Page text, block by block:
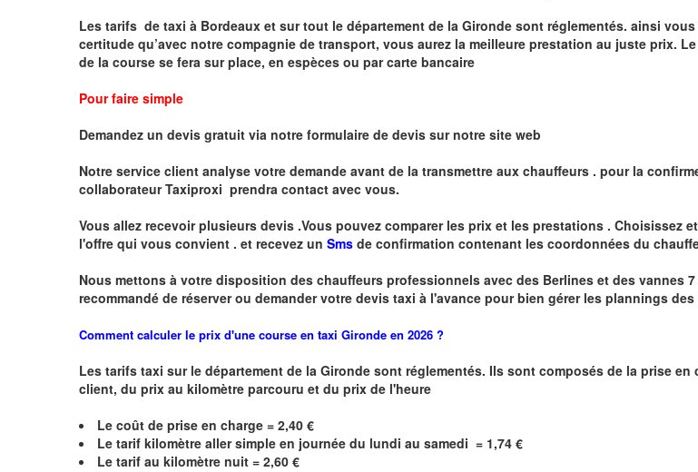
Les tarifs de taxi à Bordeaux et sur tout le département de la Gironde sont réglementés. ainsi vous
certitude qu’avec notre compagnie de transport, vous aurez la meilleure prestation au juste prix.
de la course se fera sur place, en espèces ou par carte bancaire
Pour faire simple
Demandez un devis gratuit via notre formulaire de devis sur notre site web
Notre service client analyse votre demande avant de la transmettre aux chauffeurs . pour la
collaborateur Taxiproxi prendra contact avec vous.
Vous allez recevoir plusieurs devis .Vous pouvez comparer les prix et les prestations . Choisissez
l'offre qui vous convient . et recevez un Sms de confirmation contenant les coordonnées du
Nous mettons à votre disposition des chauffeurs professionnels avec des Berlines et des vannes 7
recommandé de réserverou demandervotre devis taxi à l'avance pour bien gérer les plannings
Comment calculer le prix d'une course en taxi Gironde en 2026 ?
Les tarifs taxi sur le département de la Gironde sont réglementés. Ils sont composés de la prise en
client, du prix au kilomètre parcouru et du prix de l'heure
Le coût de prise en charge = 2,40 €
Le tarif kilomètre aller simple en journée du lundi au samedi = 1,74 €
Le tarif au kilomètre nuit = 2,60 €